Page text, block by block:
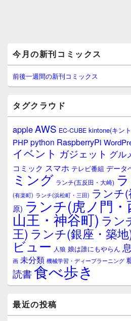
イ
ン
サ
イ
ウ
ィ
ジ
ェ
ア
今月の新刊コミックス
前後一週間の新刊コミックス
タグクラウド
appleAWS EC-CUBE kintone(キン
PHPpython RaspberryPi
イベント ガジェット グル
コミック スマホ テレビ番組 データ
ミング ランチ(五反田・大崎)
(有楽町) ランチ(浜松町・三田) ランチ
原) ランチ(虎ノ門
山王・神谷町) ラン
王) ランチ(銀座・築
ビュー 人狼 娘は誰にもやらん
画 未分類 機械学習・ディープラーニング
読書食べ歩き
最近の投稿